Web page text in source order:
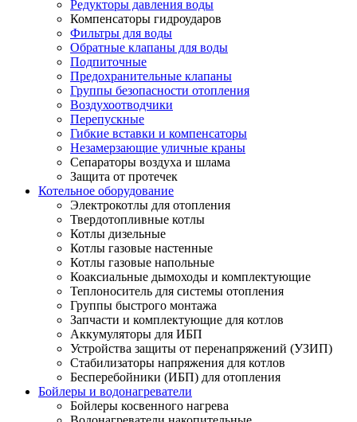
Редукторы давления воды
Компенсаторы гидроударов
Фильтры для воды
Обратные клапаны для воды
Подпиточные
Предохранительные клапаны
Группы безопасности отопления
Воздухоотводчики
Перепускные
Гибкие вставки и компенсаторы
Незамерзающие уличные краны
Сепараторы воздуха и шлама
Защита от протечек
Котельное оборудование
Электрокотлы для отопления
Твердотопливные котлы
Котлы дизельные
Котлы газовые настенные
Котлы газовые напольные
Коаксиальные дымоходы и комплектующие
Теплоноситель для системы отопления
Группы быстрого монтажа
Запчасти и комплектующие для котлов
Аккумуляторы для ИБП
Устройства защиты от перенапряжений (УЗИП)
Стабилизаторы напряжения для котлов
Бесперебойники (ИБП) для отопления
Бойлеры и водонагреватели
Бойлеры косвенного нагрева